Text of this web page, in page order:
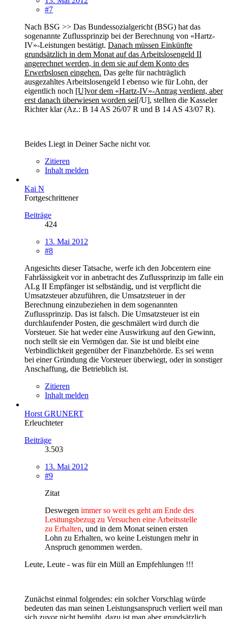
#7
Nach BSG >> Das Bundessozialgericht (BSG) hat das
sogenannte Zuflussprinzip bei der Berechnung von «Hartz-
IV»-Leistungen bestätigt. Danach müssen Einkünfte
grundsätzlich in dem Monat auf das Arbeitslosengeld II
angerechnet werden, in dem sie auf dem Konto des
Erwerbslosen eingehen. Das gelte für nachträglich
ausgezahltes Arbeitslosengeld I ebenso wie für Lohn, der
eigentlich noch [U]vor dem «Hartz-IV»-Antrag verdient, aber
erst danach überwiesen worden sei[/U], stellten die Kasseler
Richter klar (Az.: B 14 AS 26/07 R und B 14 AS 43/07 R).
Beides Liegt in Deiner Sache nicht vor.
Zitieren
Inhalt melden
Kai N
Fortgeschrittener
Beiträge
424
13. Mai 2012
#8
Angesichts dieser Tatsache, werfe ich den Jobcentern eine
Fahrlässigkeit vor in anbetracht des Zuflussprinzip im falle ein
ALg II Empfänger ist selbständig, und ist verpflicht die
Umsatzsteuer abzuführen, die Umsatzsteuer in der
Berechnung einzubeziehen in dem sogenannten
Zuflussprinzip. Das ist falsch. Die Umsatzsteuer ist ein
durchlaufender Posten, die geschmälert wird durch die
Vorsteuer. Sie hat weder eine Auswirkung auf den Gewinn,
noch stellt sie ein Vermögen dar. Sie ist und bleibt eine
Verbindlichkeit gegenüber der Finanzbehörde. Es sei wenn
bei einer Gründung die Vorsteuer überwiegt, oder in sonstiger
Anschaffung, die Betrieblich ist.
Zitieren
Inhalt melden
Horst GRUNERT
Erleuchteter
Beiträge
3.503
13. Mai 2012
#9
Zitat
Deswegen immer so weit es geht am Ende des
Lesitungsbezug zu Versuchen eine Arbeitsstelle
zu Erhalten, und in dem Monat seinen ersten
Lohn zu Erhalten, wo keine Leistungen mehr in
Anspruch genommen werden.
Leute, Leute - was für ein Müll an Empfehlungen !!!
Zunächst einmal folgendes: ein solcher Vorschlag würde
bedeuten das man seinen Leistungsanspruch verliert weil man
sich zuvor nicht bemüht. dazu ist man aber grundsätzlich